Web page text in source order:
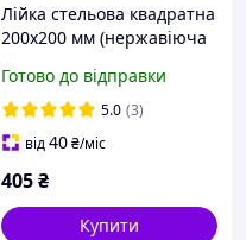
Лійка стельова квадратна
200х200 мм (нержавіюча
MI6332
Готово до відправки
5.0 (3)
від40₴/міс
405₴
Купити